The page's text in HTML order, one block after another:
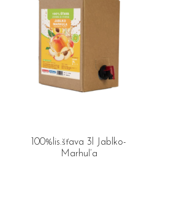
100%lis.šťava 3l Jablko-
Marhuľa